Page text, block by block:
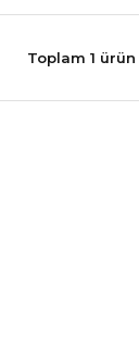
Toplam 1 ürün